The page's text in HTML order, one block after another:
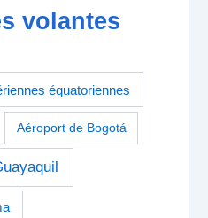
volantes
équatoriennes
Aéroport de Bogotá